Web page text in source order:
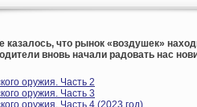
что рынок «воздушек»
вновь начали радовать нас
оружия. Часть 2
оружия. Часть 3